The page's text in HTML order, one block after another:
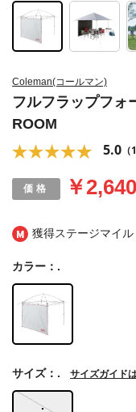
獲得ステージマイ
Coleman(コールマン)
フルフラップフォ
ROOM
5.0 （
￥2,640
カラー：.
.
サイズ：. サイズガイド